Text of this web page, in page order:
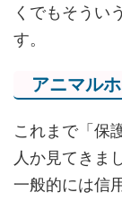
くでもそうい
す。
アニマル
これまで「保
人か見てきま
一般的には信